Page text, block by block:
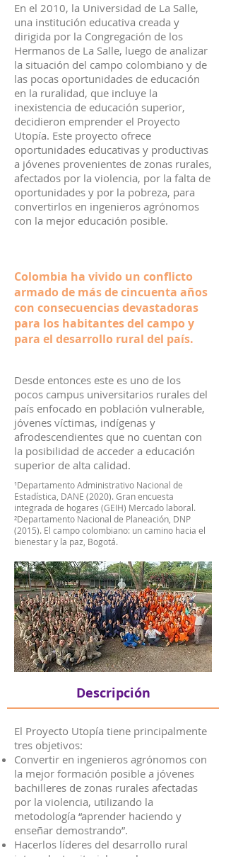
En el 2010, la Universidad de La Salle,
una institución educativa creada y
dirigida por la Congregación de los
Hermanos de La Salle, luego de analizar
la situación del campo colombiano y de
las pocas oportunidades de educación
en la ruralidad, que incluye la
inexistencia de educación superior,
decidieron emprender el Proyecto
Utopía. Este proyecto ofrece
oportunidades educativas y productivas
a jóvenes provenientes de zonas rurales,
afectados por la violencia, por la falta de
oportunidades y por la pobreza, para
convertirlos en ingenieros agrónomos
con la mejor educación posible.
Colombia ha vivido un conflicto
armado de más de cincuenta años
con consecuencias devastadoras
para los habitantes del campo y
para el desarrollo rural del país.
Desde entonces este es uno de los
pocos campus universitarios rurales del
país enfocado en población vulnerable,
jóvenes víctimas, indígenas y
afrodescendientes que no cuentan con
la posibilidad de acceder a educación
superior de alta calidad.
¹Departamento Administrativo Nacional de
Estadística, DANE (2020). Gran encuesta
integrada de hogares (GEIH) Mercado laboral.
²Departamento Nacional de Planeación, DNP
(2015). El campo colombiano: un camino hacia el
bienestar y la paz, Bogotá.
Descripción
El Proyecto Utopía tiene principalmente
tres objetivos:
Convertir en ingenieros agrónomos con
la mejor formación posible a jóvenes
bachilleres de zonas rurales afectadas
por la violencia, utilizando la
metodología “aprender haciendo y
enseñar demostrando”.
Hacerlos líderes del desarrollo rural